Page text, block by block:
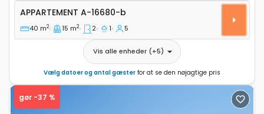
Appartement A-16680-b
APPARTEMENT A-16680-b
40 m2 15 m2 2 1 5
Vis alle enheder (+5)
Vælg datoer og antal gæster for at se den nøjagtige pris
gør -37 %